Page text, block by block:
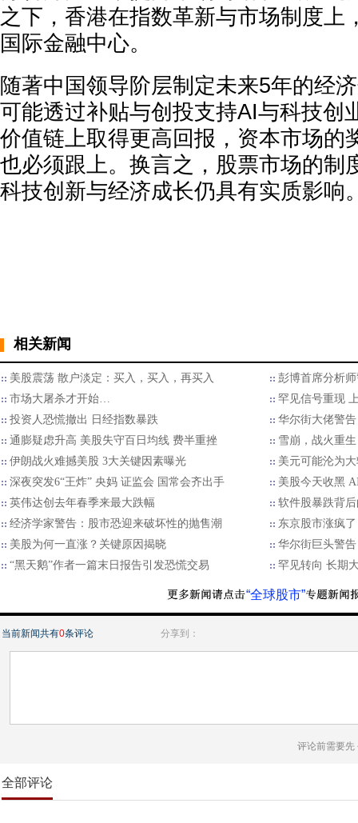
之下，香港在指数革新与市场制度上
国际金融中心。
随著中国领导阶层制定未来5年的经
可能透过补贴与创投支持AI与科技创
价值链上取得更高回报，资本市场的
也必须跟上。换言之，股票市场的制
科技创新与经济成长仍具有实质影响
相关新闻
美股震荡 散户淡定：买入，买入，再买入
彭博首席分析
市场大屠杀才开始…
罕见信号重现
投资人恐慌撤出 日经指数暴跌
华尔街大佬警
通膨疑虑升高 美股失守百日均线 费半重挫
雪崩，战火重
伊朗战火难撼美股 3大关键因素曝光
美元可能沦为
深夜突发6“王炸” 央妈 证监会 国常会齐出手
美股今天收黑
英伟达创去年春季来最大跌幅
软件股暴跌背
经济学家警告：股市恐迎来破坏性的抛售潮
东京股市涨疯
美股为何一直涨？关键原因揭晓
华尔街巨头警
“黑天鹅”作者一篇末日报告引发恐慌交易
罕见转向 长期
“全球股市”
当前新闻共有0条评论 分享到：
评论前需要先
全部评论